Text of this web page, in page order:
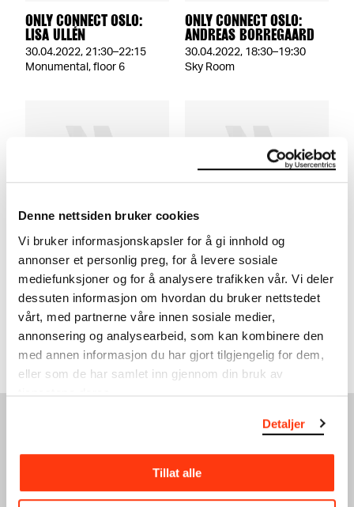
Denne nettsiden bruker cookies
Vi bruker informasjonskapsler for å gi innhold og
annonser et personlig preg, for å levere sosiale
mediefunksjoner og for å analysere trafikken vår. Vi deler
dessuten informasjon om hvordan du bruker nettstedet
vårt, med partnerne våre innen sosiale medier,
annonsering og analysearbeid, som kan kombinere den
med annen informasjon du har gjort tilgjengelig for dem,
eller som de har samlet inn gjennom din bruk av
tjenestene deres.
Detaljer
Tillat alle
ONLY CONNECT OSLO:
LISA ULLÉN
30.04.2022, 21:30–22:15
Monumental, floor 6
ONLY CONNECT OSLO:
ANDREAS BORREGAARD
30.04.2022, 18:30–19:30
Sky Room
KENNETH KARLSSON +
INGAR ZACH
29.04.2022 , 19:30–20:30
Monumental, Floor 6
QUATUOR BOZZINI
28.04.2022,23:00–23:55
Sky Room
More about the festival